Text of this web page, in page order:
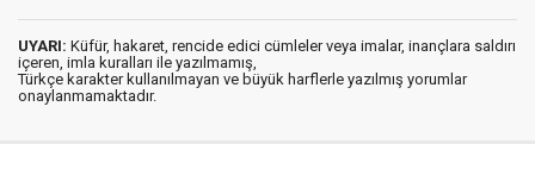
UYARI: Küfür, hakaret, rencide edici cümleler veya imalar, inançlara saldırı
içeren, imla kuralları ile yazılmamış,
Türkçe karakter kullanılmayan ve büyük harflerle yazılmış yorumlar
onaylanmamaktadır.